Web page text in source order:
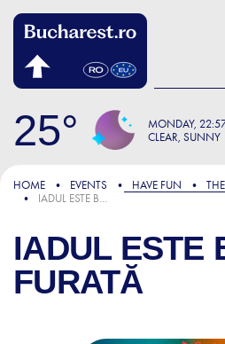
25 MONDAY 22:57
CLEAR, SUNNY
HOME EVENTS HAVE FUN
IADUL ESTE BUCURIA FURATĂ
IADUL ESTE
FURATĂ